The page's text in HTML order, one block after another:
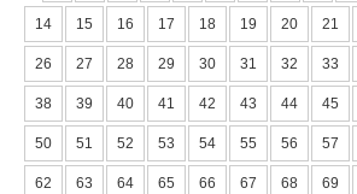
14 15 16 17 18 19 20 21
26 27 28 29 30 31 32 33
38 39 40 41 42 43 44 45
50 51 52 53 54 55 56 57
62 63 64 65 66 67 68 69